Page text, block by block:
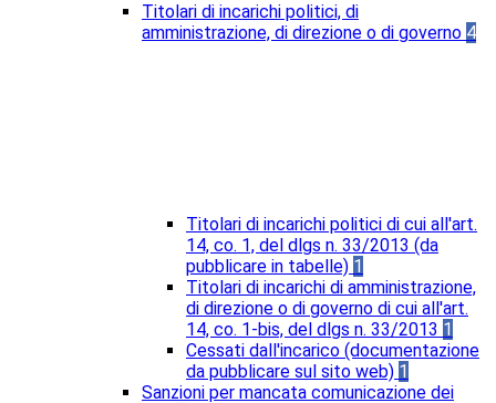
Titolari di incarichi politici, di
amministrazione, di direzione o di governo 4
Titolari di incarichi politici di cui all'art.
14, co. 1, del dlgs n. 33/2013 (da
pubblicare in tabelle) 1
Titolari di incarichi di amministrazione,
di direzione o di governo di cui all'art.
14, co. 1-bis, del dlgs n. 33/2013 1
Cessati dall'incarico (documentazione
da pubblicare sul sito web) 1
Sanzioni per mancata comunicazione dei